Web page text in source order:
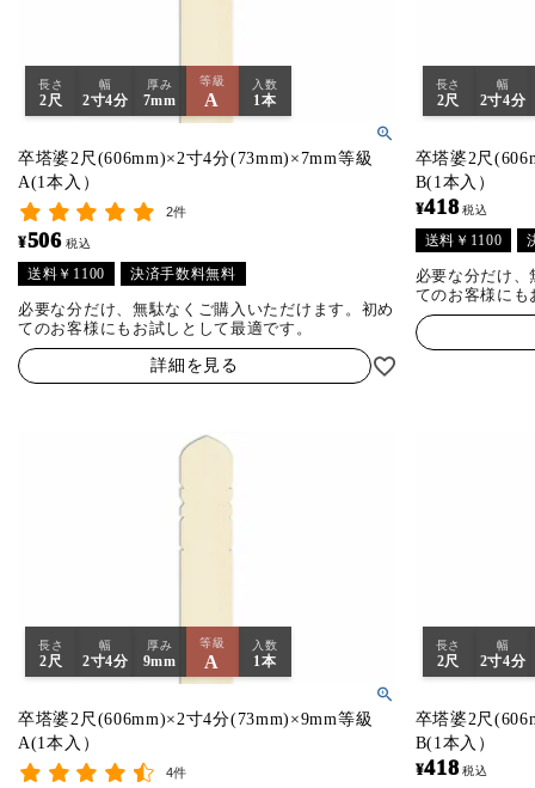
長さ
2尺
幅
2寸4分
厚み
7mm
等級
A
入数
1本
卒塔婆2尺(606mm)×2寸4分(73mm)×7mm等級
A(1本入）
2件
¥506 税込
送料￥1100 決済手数料無料
必要な分だけ、無駄なくご購入いただけます。初め
てのお客様にもお試しとして最適です。
詳細を見る
長さ
2尺
幅
2寸4分
卒塔婆2尺
B(1本入）
¥418 税込
送料￥1100
必要な分だけ
てのお客様に
長さ
2尺
幅
2寸4分
厚み
9mm
等級
A
入数
1本
卒塔婆2尺(606mm)×2寸4分(73mm)×9mm等級
A(1本入）
4件
長さ
2尺
幅
2寸4分
卒塔婆2尺
B(1本入）
¥418 税込